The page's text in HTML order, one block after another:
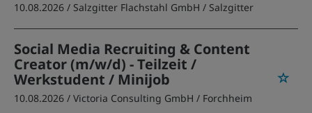
10.08.2026 / Salzgitter Flachstahl GmbH / Salzgitter
Social Media Recruiting & Content
Creator (m/w/d) - Teilzeit /
Werkstudent / Minijob
10.08.2026 / Victoria Consulting GmbH / Forchheim